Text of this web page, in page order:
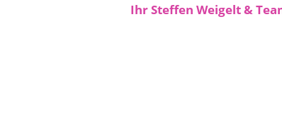
Ihr Steffen Weigelt &